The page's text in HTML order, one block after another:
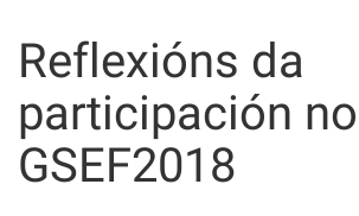
content
Reflexións da
participación no
GSEF2018